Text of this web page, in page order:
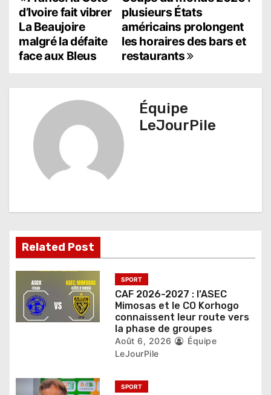
a
v
g
n
d
e
l
a
plusieurs États
américains prolongent
les horaires des bars et
restaurants
d’Ivoire fait vibrer
La Beaujoire
malgré la défaite
face aux Bleus
Équipe
LeJourPile
Related Post
SPORT
CAF 2026-2027 : l’ASEC
Mimosas et le CO Korhogo
connaissent leur route vers
la phase de groupes
Août 6, 2026
Équipe
LeJourPile
SPORT